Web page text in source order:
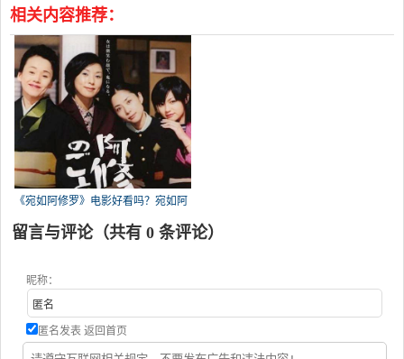
相关内容推荐：
《宛如阿修罗》电影好看吗？宛如阿
修
留言与评论（共有 0 条评论）
昵称：
匿名发表 返回首页